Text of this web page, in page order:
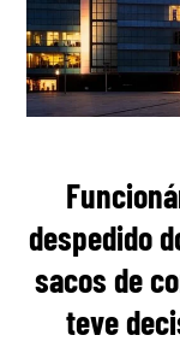
despedido
sacos de
teve